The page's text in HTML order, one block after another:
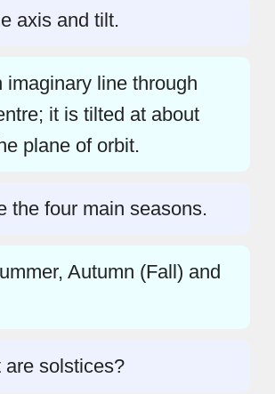
axis and tilt.
imaginary line through
it is tilted at about
plane of orbit.
the four main seasons.
Autumn (Fall) and
are solstices?